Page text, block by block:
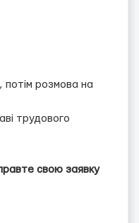
потім розмова на
трудового
свою заявку